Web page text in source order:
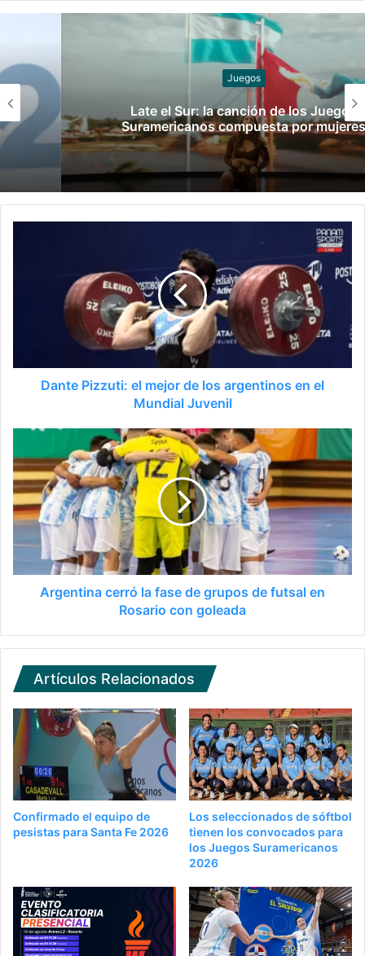
Late el Sur: la canción de los Juegos
Suramericanos compuesta por mujeres
Dante Pizzuti: el mejor de los argentinos en el
Mundial Juvenil
Argentina cerró la fase de grupos de futsal en
Rosario con goleada
Artículos Relacionados
Confirmado el equipo de
pesistas para Santa Fe 2026
Los seleccionados de sóftbol
tienen los convocados para
los Juegos Suramericanos
2026